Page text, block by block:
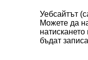
Уебсайтът
Можете да
натискането
бъдат